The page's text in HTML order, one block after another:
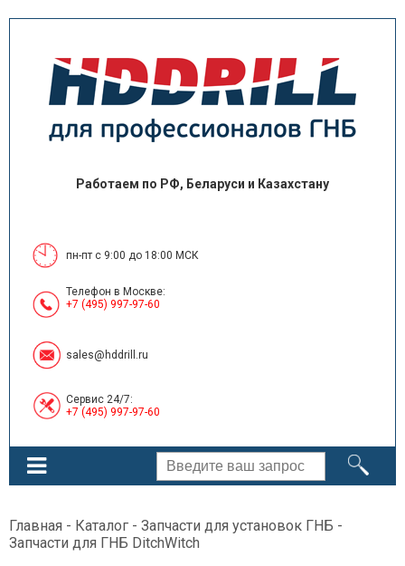
Работаем по РФ, Беларуси и Казахстану
пн-пт с 9:00 до 18:00 МСК
Телефон в Москве:
+7 (495) 997-97-60
sales@hddrill.ru
Сервис 24/7:
+7 (495) 997-97-60
Главная - Каталог - Запчасти для установок ГНБ -
Запчасти для ГНБ DitchWitch